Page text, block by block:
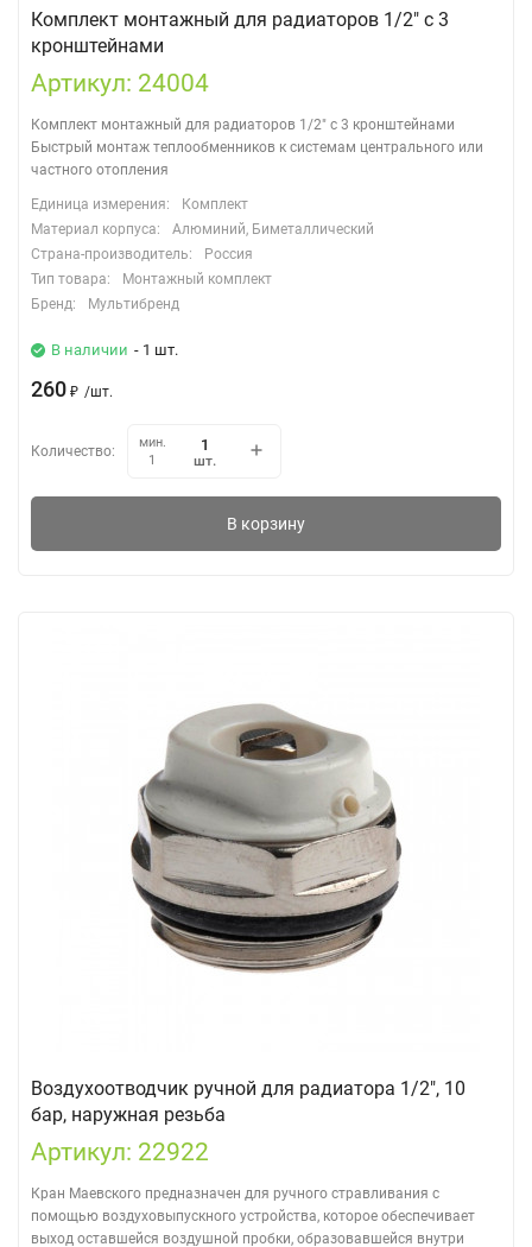
Комплект монтажный для радиаторов 1/2" с 3
кронштейнами
Артикул: 24004
Комплект монтажный для радиаторов 1/2" с 3 кронштейнами
Быстрый монтаж теплообменников к системам центрального или
частного отопления
Единица измерения:
Комплект
Материал корпуса:
Алюминий, Биметаллический
Страна-производитель:
Россия
Тип товара:
Монтажный комплект
Бренд:
Мультибренд
В наличии - 1 шт.
260 ₽ /шт.
Количество:
мин.
1
шт.
В корзину
Воздухоотводчик ручной для радиатора 1/2", 10
бар, наружная резьба
Артикул: 22922
Кран Маевского предназначен для ручного стравливания с
помощью воздуховыпускного устройства, которое обеспечивает
выход оставшейся воздушной пробки, образовавшейся внутри